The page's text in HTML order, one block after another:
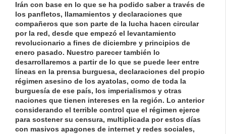
Irán con base en lo que se ha podido saber a través de
los panfletos, llamamientos y declaraciones que
compañeros que son parte de la lucha hacen circular
por la red, desde que empezó el levantamiento
revolucionario a fines de diciembre y principios de
enero pasado. Nuestro parecer también lo
desarrollaremos a partir de lo que se puede leer entre
líneas en la prensa burguesa, declaraciones del propio
régimen asesino de los ayatolas, como de toda la
burguesía de ese país, los imperialismos y otras
naciones que tienen intereses en la región. Lo anterior
considerando el terrible control que el régimen ejerce
para sostener su censura, multiplicada por estos días
con masivos apagones de internet y redes sociales,